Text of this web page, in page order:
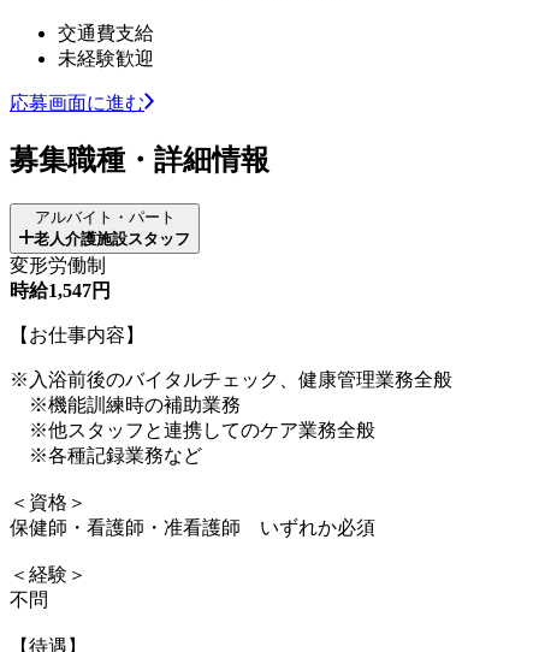
交通費支給
未経験歓迎
応募画面に進む
募集職種・詳細情報
アルバイト・パート
老人介護施設スタッフ
変形労働制
時給1,547円
【お仕事内容】
※入浴前後のバイタルチェック、健康管理業務全般
※機能訓練時の補助業務
※他スタッフと連携してのケア業務全般
※各種記録業務など
＜資格＞
保健師・看護師・准看護師 いずれか必須
＜経験＞
不問
【待遇】